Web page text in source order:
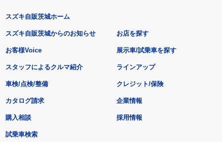
スズキ自販茨城ホーム
スズキ自販茨城からのお知らせ
お客様Voice
スタッフによるクルマ紹介
お店を探す
展示車/試乗車を探す
ラインアップ
車検/点検/整備 クレジット/保険
カタログ請求
購入相談
試乗車検索
企業情報
採用情報